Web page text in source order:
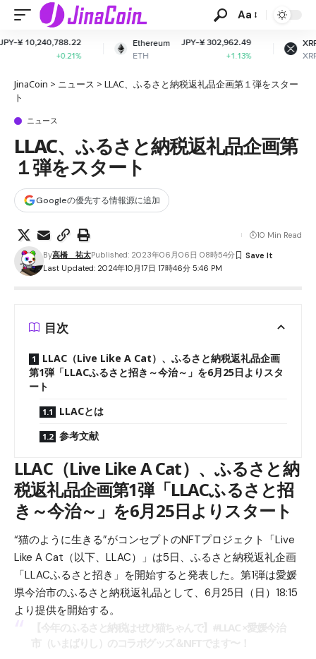
Aa
Ethereum
ETH
JPY-¥ 302,962.49
XRP
XRP
JPY-¥ 165.49
-2.06%
JinaCoin > ニュース > LLAC、ふるさと納税返礼品企画第１弾をスター
ト
ニュース
LLAC、ふるさと納税返礼品企画第
１弾をスタート
Googleの優先する情報源に追加
Last Updated: 2024年10月17日 17時46分 5:46 PM
By高橋 祐太Published: 2023年06月06日 08時54分
10 Min Read
目次
LLAC（Live Like A Cat）、ふるさと納税返礼品企画
第1弾「LLACふるさと招き～今治～」を6月25日よりスタ
ート
LLACとは
参考文献
LLAC（Live Like A Cat）、ふるさと納
税返礼品企画第1弾「LLACふるさと招
き～今治～」を6月25日よりスタート
“猫のように生きる”がコンセプトのNFTプロジェクト「Live
Like A Cat（以下、LLAC）」は5日、ふるさと納税返礼企画
「LLACふるさと招き」を開始すると発表した。第1弾は愛媛
県今治市のふるさと納税返礼品として、6月25日（日）18:15
より提供を開始する。